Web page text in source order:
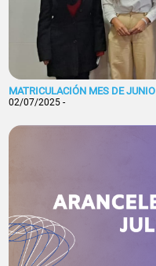
MATRICULACIÓN MES DE JUNIO
02/07/2025 -